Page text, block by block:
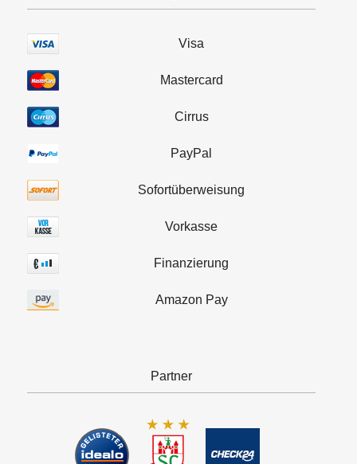
Visa
Mastercard
Cirrus
PayPal
Sofortüberweisung
Vorkasse
Finanzierung
Amazon Pay
Partner